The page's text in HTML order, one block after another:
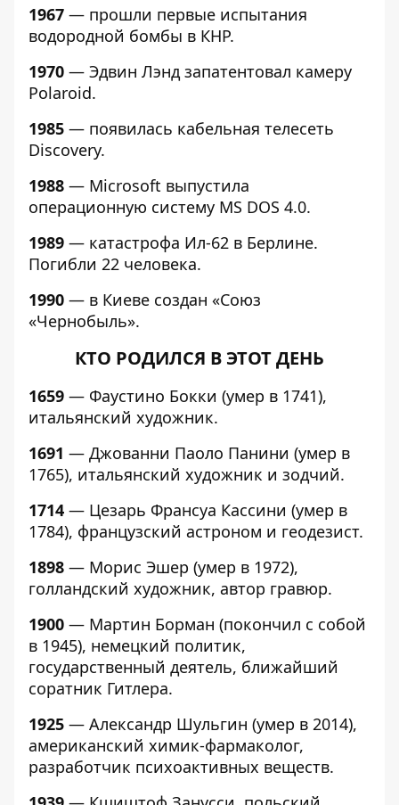
1967 — прошли первые испытания
водородной бомбы в КНР.
1970 — Эдвин Лэнд запатентовал камеру
Polaroid.
1985 — появилась кабельная телесеть
Discovery.
1988 — Microsoft выпустила
операционную систему MS DOS 4.0.
1989 — катастрофа Ил-62 в Берлине.
Погибли 22 человека.
1990 — в Киеве создан «Союз
«Чернобыль».
КТО РОДИЛСЯ В ЭТОТ ДЕНЬ
1659 — Фаустино Бокки (умер в 1741),
итальянский художник.
1691 — Джованни Паоло Панини (умер в
1765), итальянский художник и зодчий.
1714 — Цезарь Франсуа Кассини (умер в
1784), французский астроном и геодезист.
1898 — Морис Эшер (умер в 1972),
голландский художник, автор гравюр.
1900 — Мартин Борман (покончил с собой
в 1945), немецкий политик,
государственный деятель, ближайший
соратник Гитлера.
1925 — Александр Шульгин (умер в 2014),
американский химик-фармаколог,
разработчик психоактивных веществ.